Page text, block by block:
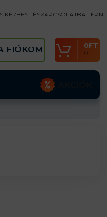
KÉZBESÍTÉSKAPCSOLATBA LÉPNI
FIÓKOM 0
0FT